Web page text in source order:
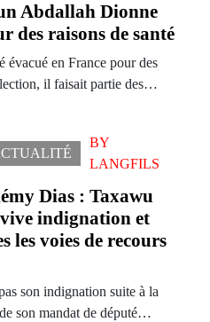
Abdallah Dionne
des raisons de santé
évacué en France pour des
il faisait partie des…
BY
LANGFILS
Dias : Taxawu
indignation et
les voies de recours
son indignation suite à la
son mandat de député…